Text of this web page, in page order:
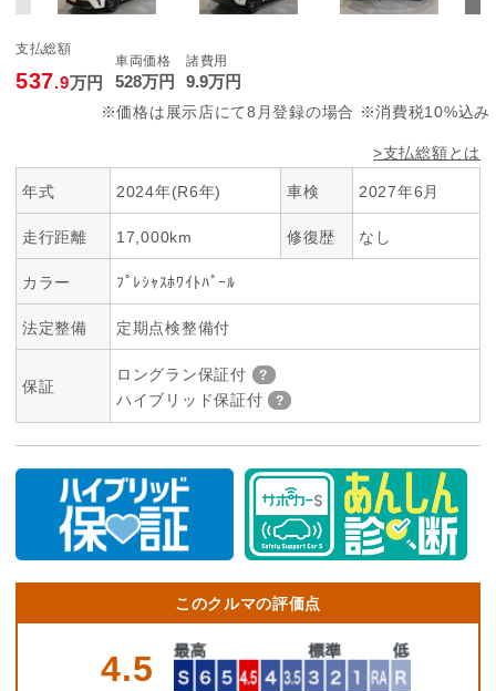
支払総額
537.9万円
車両価格
528万円
諸費用
9.9万円
※価格は展示店にて8月登録の場合 ※消費税10%込み
>支払総額とは
年式 2024年(R6年) 車検 2027年6月
走行距離 17,000km 修復歴 なし
カラー ﾌﾟﾚｼｬｽﾎﾜｲﾄﾊﾟｰﾙ
法定整備 定期点検整備付
保証
ロングラン保証付
ハイブリッド保証付
このクルマの評価点
4.5